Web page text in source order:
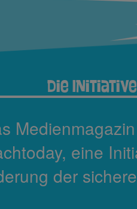
Die Initiative
eine
der